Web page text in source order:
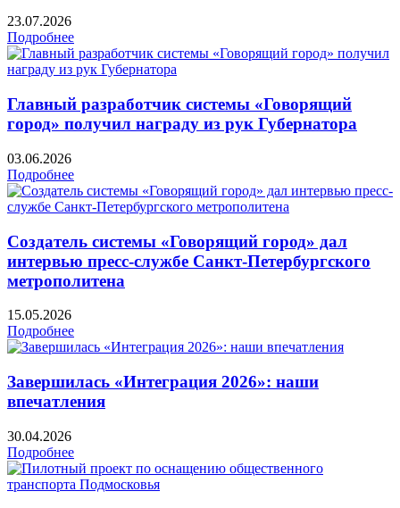
23.07.2026
Подробнее
Главный разработчик системы «Говорящий
город» получил награду из рук Губернатора
03.06.2026
Подробнее
Создатель системы «Говорящий город» дал
интервью пресс-службе Санкт-Петербургского
метрополитена
15.05.2026
Подробнее
Завершилась «Интеграция 2026»: наши
впечатления
30.04.2026
Подробнее